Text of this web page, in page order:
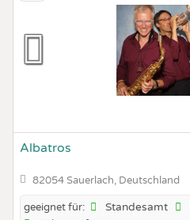
Albatros
82054 Sauerlach, Deutschland
geeignet für: Standesamt